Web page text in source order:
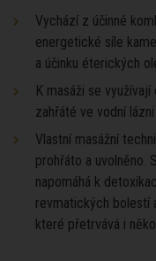
Vychází z účinné
energetické síle
a účinku éterických
K masáži se
zahřáté ve vodní
Vlastní masážní
prohřáto a uvolněno.
napomáhá k
revmatických bolestí
které přetrvává i